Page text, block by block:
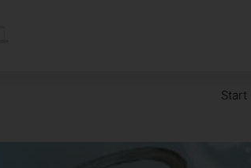
Sie
Start